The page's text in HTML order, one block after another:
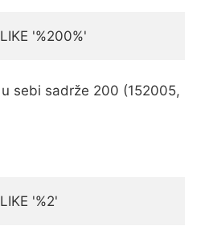
'%200%'
sebi sadrže 200 (152005,
'%2'